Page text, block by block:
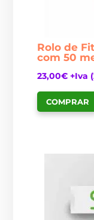
Rolo de
com 50
23,00€ +Iva (
COMPRAR